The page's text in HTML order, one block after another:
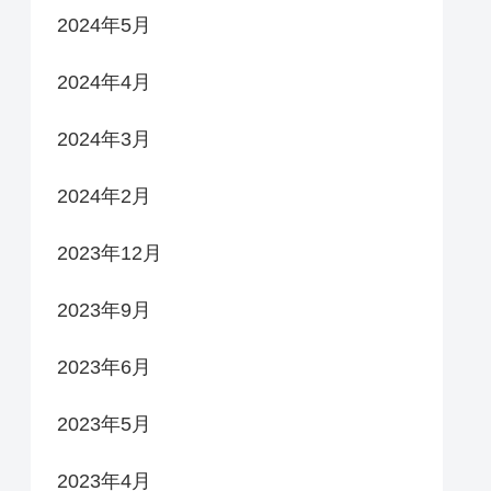
2024年5月
2024年4月
2024年3月
2024年2月
2023年12月
2023年9月
2023年6月
2023年5月
2023年4月